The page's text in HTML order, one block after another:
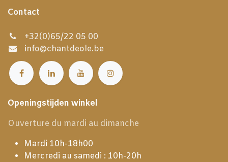
Contact
+32(0)65/22 05 00
info@chantdeole.be
Openingstijden winkel
Ouverture du mardi au dimanche
Mardi 10h-18h00
Mercredi au samedi : 10h-20h